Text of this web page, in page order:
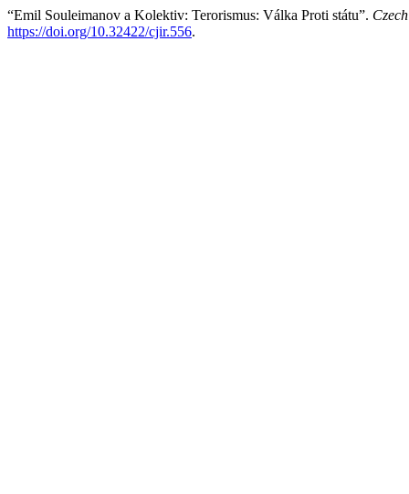
“Emil Souleimanov a Kolektiv: Terorismus: Válka Proti státu”.
https://doi.org/10.32422/cjir.556.